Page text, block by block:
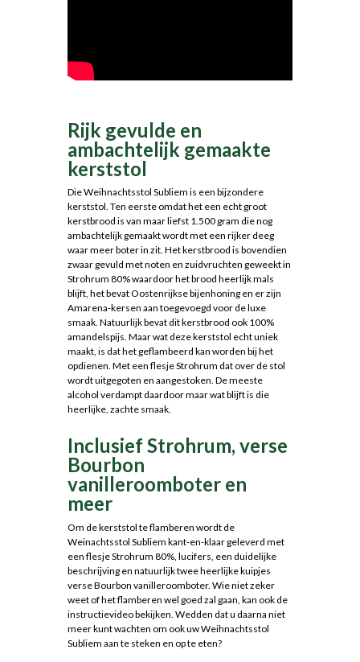
Rijk gevulde en
ambachtelijk gemaakte
kerststol
Die Weihnachtsstol Subliem is een bijzondere
kerststol. Ten eerste omdat het een echt groot
kerstbrood is van maar liefst 1.500 gram die nog
ambachtelijk gemaakt wordt met een rijker deeg
waar meer boter in zit. Het kerstbrood is bovendien
zwaar gevuld met noten en zuidvruchten geweekt in
Strohrum 80% waardoor het brood heerlijk mals
blijft, het bevat Oostenrijkse bijenhoning en er zijn
Amarena-kersen aan toegevoegd voor de luxe
smaak. Natuurlijk bevat dit kerstbrood ook 100%
amandelspijs. Maar wat deze kerststol echt uniek
maakt, is dat het geflambeerd kan worden bij het
opdienen. Met een flesje Strohrum dat over de stol
wordt uitgegoten en aangestoken. De meeste
alcohol verdampt daardoor maar wat blijft is die
heerlijke, zachte smaak.
Inclusief Strohrum, verse
Bourbon
vanilleroomboter en
meer
Om de kerststol te flamberen wordt de
Weinachtsstol Subliem kant-en-klaar geleverd met
een flesje Strohrum 80%, lucifers, een duidelijke
beschrijving en natuurlijk twee heerlijke kuipjes
verse Bourbon vanilleroomboter. Wie niet zeker
weet of het flamberen wel goed zal gaan, kan ook de
instructievideo bekijken. Wedden dat u daarna niet
meer kunt wachten om ook uw Weihnachtsstol
Subliem aan te steken en op te eten?